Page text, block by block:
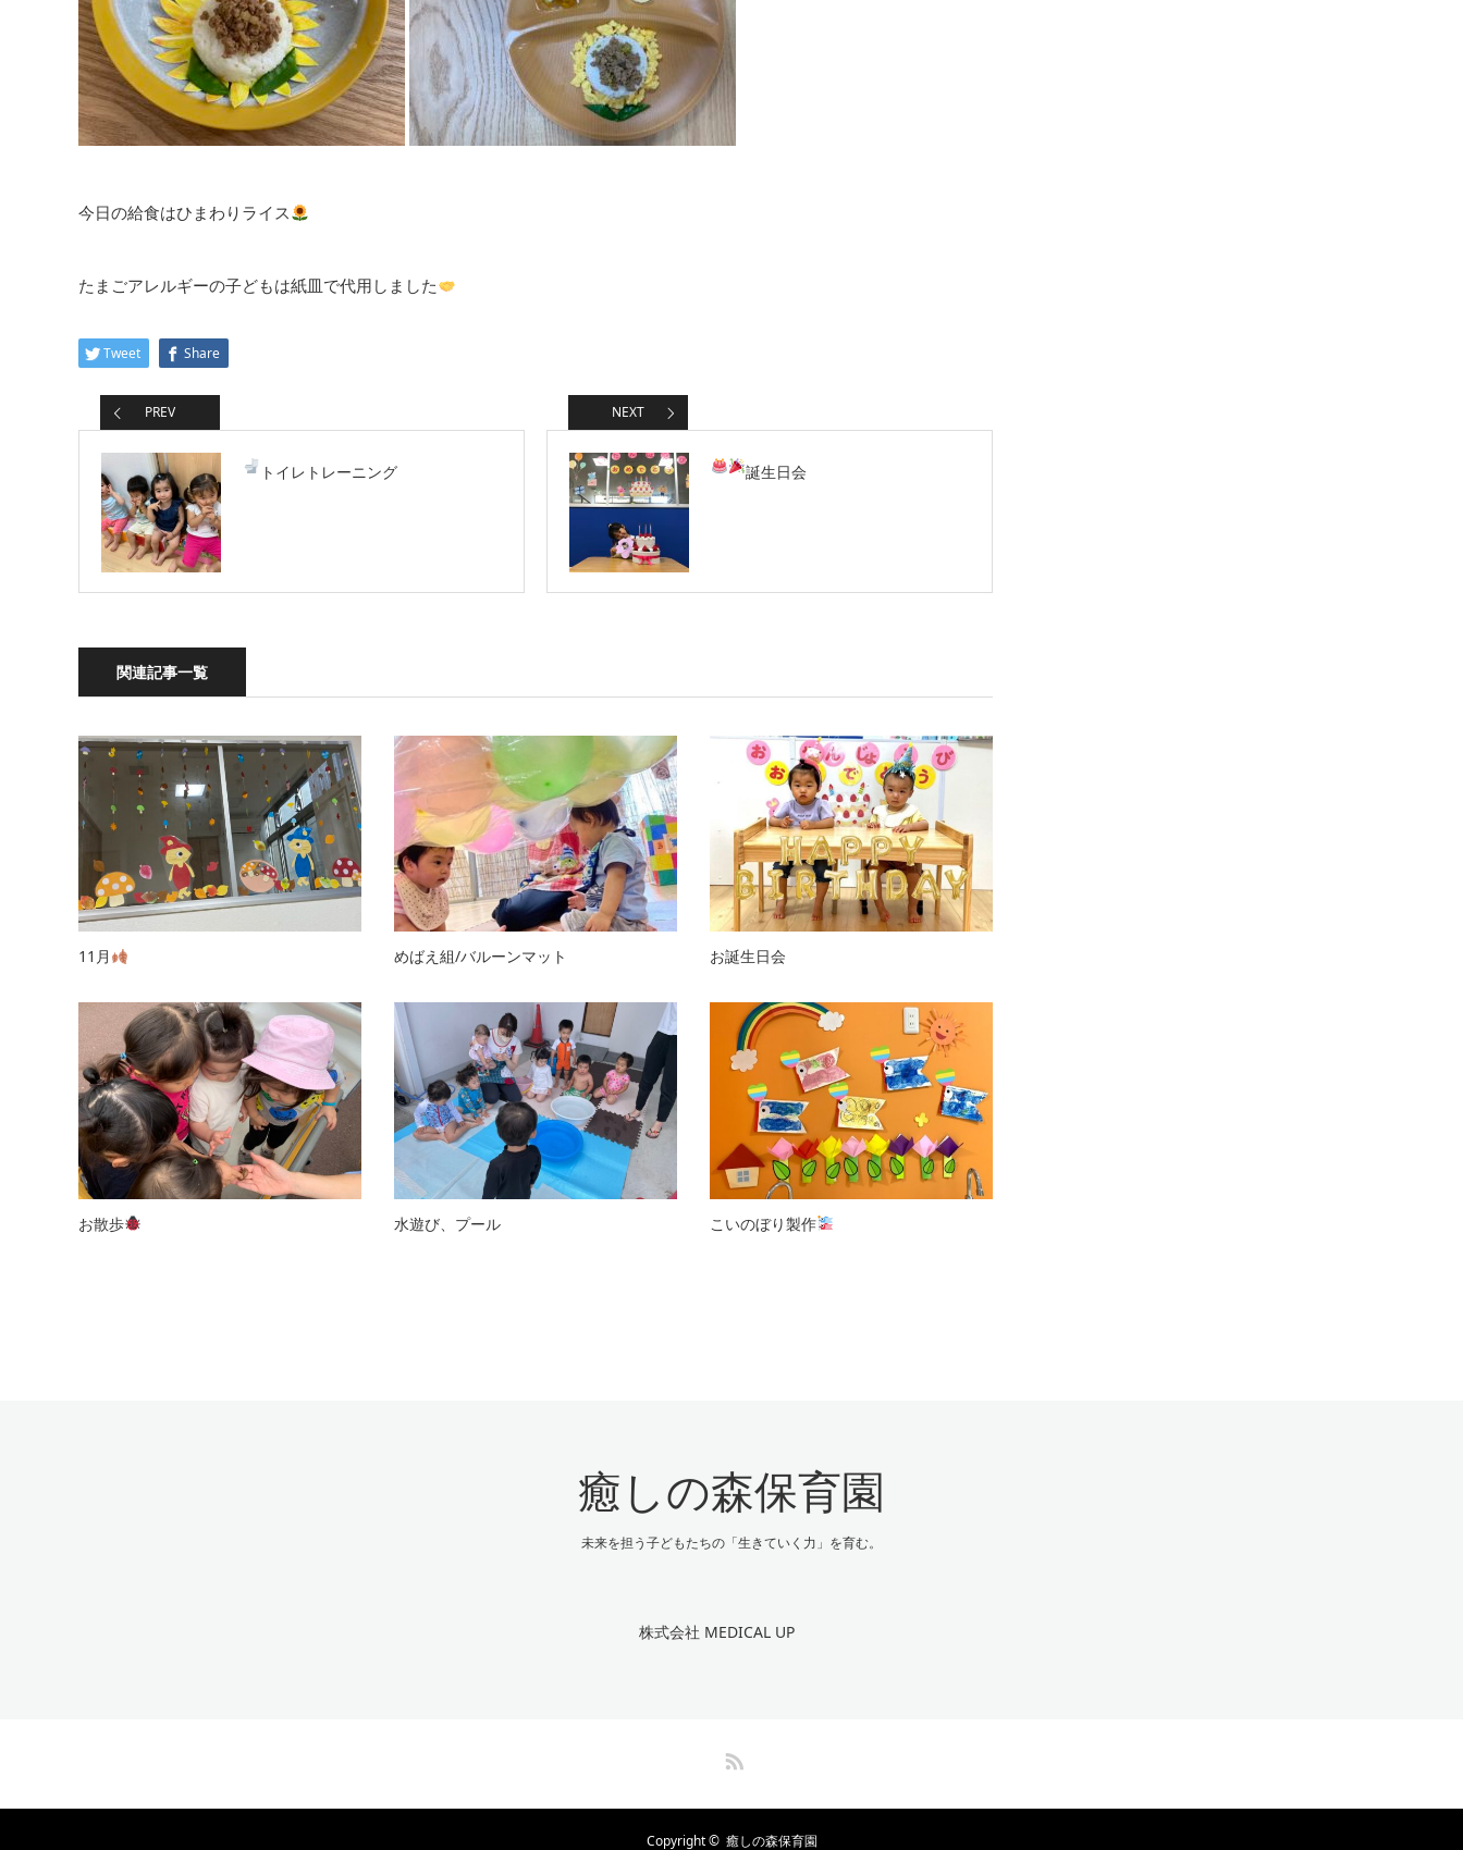
今日の給食はひまわりライス
たまごアレルギーの子どもは紙皿で代用しました
Tweet Share
PREV
トイレトレーニング
NEXT
誕生日会
関連記事一覧
11月 めばえ組/バルーンマット お誕生日会
お散歩 水遊び、プール こいのぼり製作
癒しの森保育園
未来を担う子どもたちの「生きていく力」を育む。
株式会社 MEDICAL UP
Copyright © 癒しの森保育園